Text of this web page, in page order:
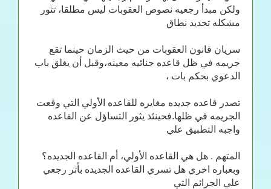
ولكن مبدأ رجعيه نصوص العقوبات ليس مطلقا، تثور
مشكله تحديد نطاق
سريان قانون العقوبات من حيث الزمان حينما تقع
جريمه في ظل قاعده جنائيه معينه،وقبل أن يغلق باب
الدعوي بحكم بات ،
تصدر قاعده جديده مغايره للقاعده الأولي التي وقعت
الجريمه في ظلها.فحينئذ يثور التساؤل عن القاعده
واجبه التطبيق علي
المتهم . هل هي القاعده الأولي، أم القاعده الجديده؟
وبعباره اخري هل تسري القاعده الجديده بأثر رجعي
علي الجرائم التي